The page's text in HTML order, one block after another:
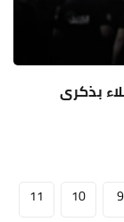
بذكرى
9
10
11